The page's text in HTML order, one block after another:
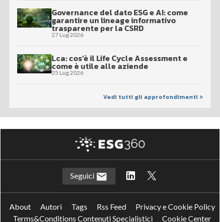
Governance del dato ESG e AI: come
garantire un lineage informativo
trasparente per la CSRD
27 Lug 2026
Lca: cos’è il Life Cycle Assessment e
come è utile alle aziende
25 Lug 2026
Vedi tutti gli approfondimenti >
Seguici
About Autori Tags Rss Feed
Privacy e Cookie Policy
Terms&Conditions Contenuti Specialistici
Cookie Center